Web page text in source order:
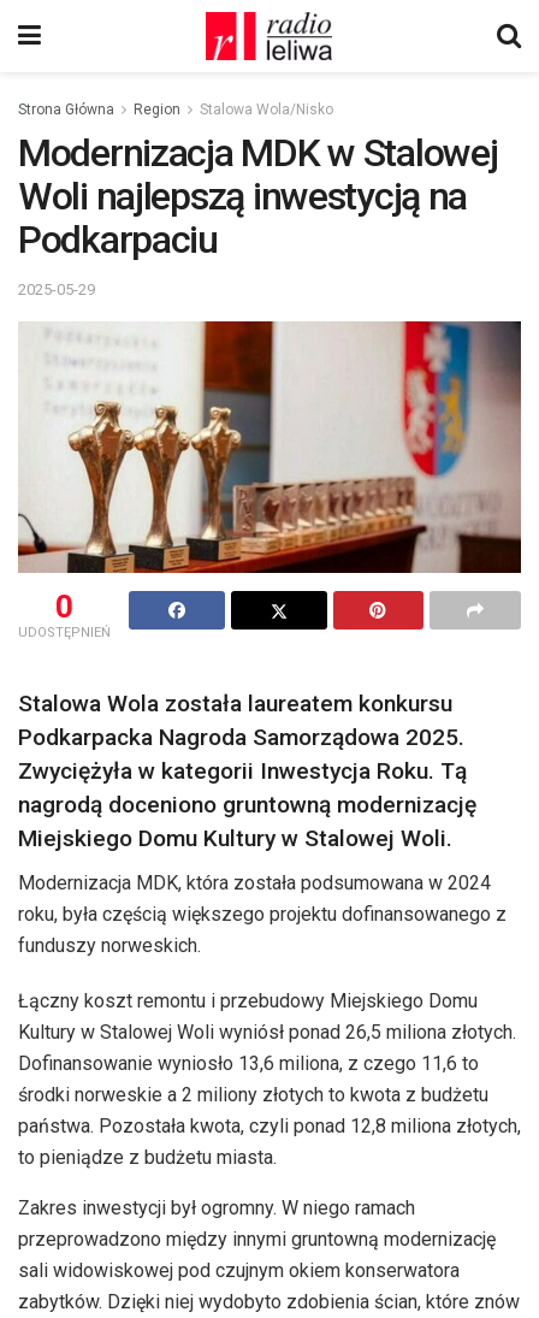
Strona Główna Region Stalowa Wola/Nisko
Modernizacja MDK w Stalowej
Woli najlepszą inwestycją na
Podkarpaciu
2025-05-29
0
UDOSTĘPNIEŃ
Stalowa Wola została laureatem konkursu
Podkarpacka Nagroda Samorządowa 2025.
Zwyciężyła w kategorii Inwestycja Roku. Tą
nagrodą doceniono gruntowną modernizację
Miejskiego Domu Kultury w Stalowej Woli.
Modernizacja MDK, która została podsumowana w 2024
roku, była częścią większego projektu dofinansowanego z
funduszy norweskich.
Łączny koszt remontu i przebudowy Miejskiego Domu
Kultury w Stalowej Woli wyniósł ponad 26,5 miliona złotych.
Dofinansowanie wyniosło 13,6 miliona, z czego 11,6 to
środki norweskie a 2 miliony złotych to kwota z budżetu
państwa. Pozostała kwota, czyli ponad 12,8 miliona złotych,
to pieniądze z budżetu miasta.
Zakres inwestycji był ogromny. W niego ramach
przeprowadzono między innymi gruntowną modernizację
sali widowiskowej pod czujnym okiem konserwatora
zabytków. Dzięki niej wydobyto zdobienia ścian, które znów